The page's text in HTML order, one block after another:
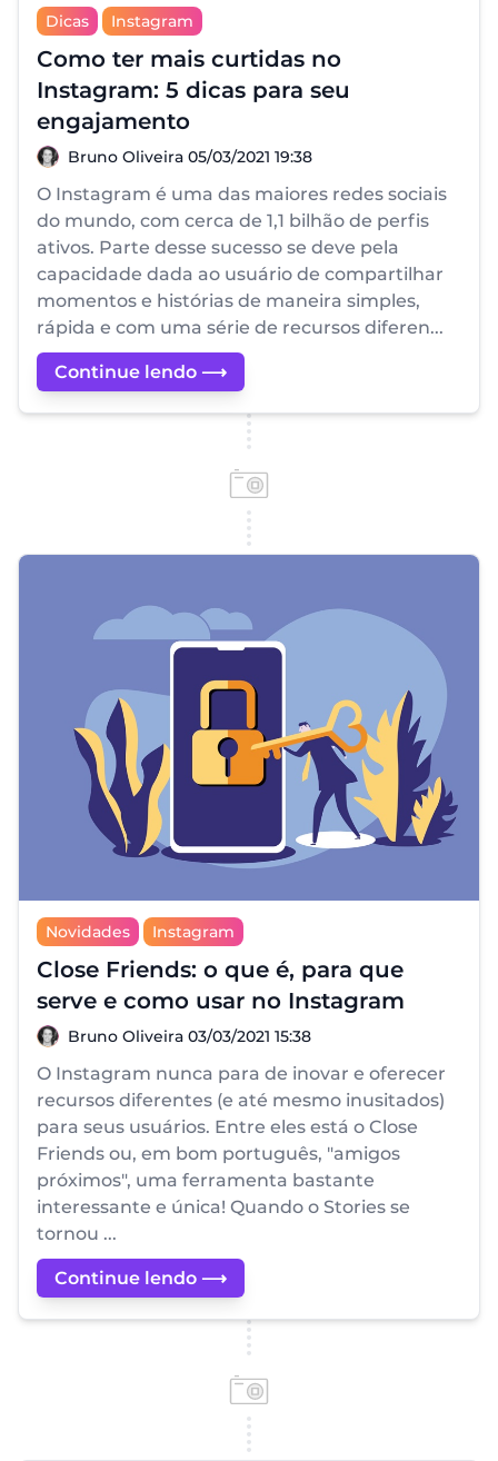
Dicas Instagram
Como ter mais curtidas no
Instagram: 5 dicas para seu
engajamento
Bruno Oliveira
Bruno Oliveira 05/03/2021 19:38
O Instagram é uma das maiores redes sociais
do mundo, com cerca de 1,1 bilhão de perfis
ativos. Parte desse sucesso se deve pela
capacidade dada ao usuário de compartilhar
momentos e histórias de maneira simples,
rápida e com uma série de recursos diferen...
Continue lendo ⟶
Novidades Instagram
Close Friends: o que é, para que
serve e como usar no Instagram
Bruno Oliveira
Bruno Oliveira 03/03/2021 15:38
O Instagram nunca para de inovar e oferecer
recursos diferentes (e até mesmo inusitados)
para seus usuários. Entre eles está o Close
Friends ou, em bom português, "amigos
próximos", uma ferramenta bastante
interessante e única! Quando o Stories se
tornou ...
Continue lendo ⟶